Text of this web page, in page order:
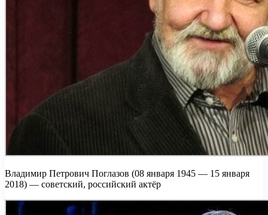
Владимир Петрович Поглазов (08 января 1945 — 15 января
2018) — советский, российский актёр